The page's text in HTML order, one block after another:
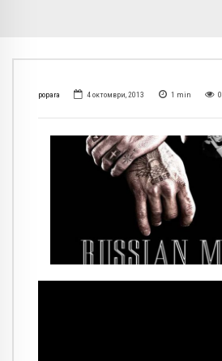
popara 4 октомври, 2013 1 min 0